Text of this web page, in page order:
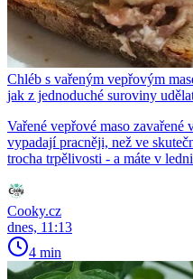
Chléb s vařeným vepřovým
jak z jednoduché suroviny
Vařené vepřové maso
vypadají pracněji, než ve
trocha trpělivosti - a máte v
Cooky.cz
dnes, 11:13
4 min